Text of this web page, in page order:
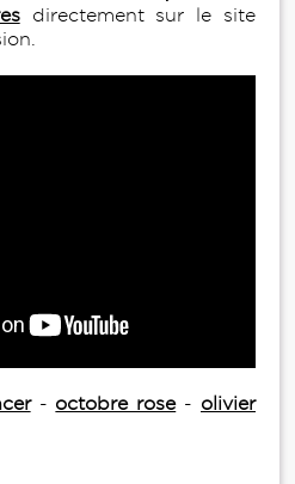
directement sur le site
- octobre rose- olivier